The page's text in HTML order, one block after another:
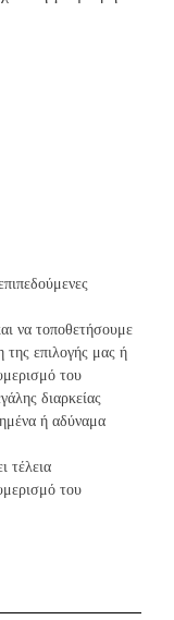
να τοποθετήσουμε
επιλογής μας ή
του
διαρκείας
ή αδύναμα
τέλεια
του